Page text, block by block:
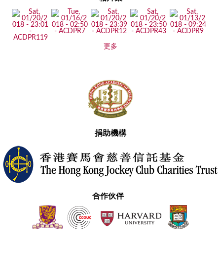
更多
捐助機構
合作伙伴